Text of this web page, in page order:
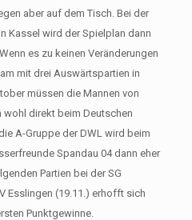
aber auf dem Tisch. Bei der
Kassel wird der Spielplan dann
es zu keinen Veränderungen
mit drei Auswärtspartien in
müssen die Mannen von
wohl direkt beim Deutschen
A-Gruppe der DWL wird beim
Spandau 04 dann eher
Partien bei der SG
Esslingen (19.11.) erhofft sich
Punktgewinne.